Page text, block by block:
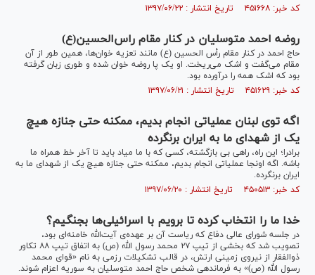
کد خبر: ۴۵۱۶۶۸ تاریخ انتشار : ۱۳۹۷/۰۶/۲۲
روضه احمد متوسلیان در کنار مقام راس‌الحسین(ع)
حاج احمد در کنار مقام رأس الحسین (ع) مانند تعزیه خوان‌ها، همین طور از آن
مقام می‌گفت و اشک می‌ریخت. او یک پا روضه خوان شده و طوری زبان گرفته
بود که اشک همه را درآورده بود.
کد خبر: ۴۵۱۶۲۹ تاریخ انتشار : ۱۳۹۷/۰۶/۲۱
اگه توی لبنان عملیاتی انجام بدیم، ممکنه حتی جنازه‌ هیچ
یک از شهدای ما به ایران برنگرده
برادرا؛ این راه، راهی بی بازگشته، کسی که با ما میاد باید تا آخر خط همراه ما
باشه. اگه اونجا عملیاتی انجام بدیم، ممکنه حتی جنازه هیچ یک از شهدای ما به
ایران برنگرده.
کد خبر: ۴۵۰۵۱۳ تاریخ انتشار : ۱۳۹۷/۰۶/۲۰
خدا ما را انتخاب کرده تا برویم با اسرائیلی‌ها بجنگیم؟
در جلسه شورای عالی دفاع که ریاست آن بر عهده‌ی آیت‌الله خامنه‌ای بود،
تصویب شد که بخشی از تیپ ۲۷ محمد رسول الله (ص) به اتفاق تیپ ۸۸ تکاور
ذوالفقار از نیروی زمینی ارتش، در قالب تشکیلات رزمی به نام «قوای محمد
رسول الله (ص)» به فرماندهی شخص حاج احمد متوسلیان به سوریه اعزام شوند.